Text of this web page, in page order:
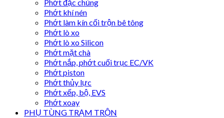
Phớt đặc chủng
Phớt khí nén
Phớt làm kín cối trộn bê tông
Phớt lò xo
Phớt lò xo Silicon
Phớt mặt chà
Phớt nắp, phớt cuối trục EC/VK
Phớt piston
Phớt thủy lực
Phớt xếp, bộ, EVS
Phớt xoay
PHỤ TÙNG TRẠM TRỘN